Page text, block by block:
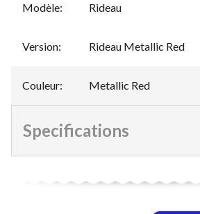
Modèle: Rideau
Version: Rideau Metallic Red
Couleur: Metallic Red
Specifications